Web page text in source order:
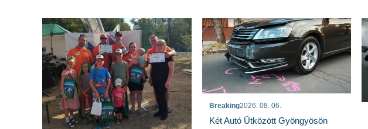
Breaking2026. 08. 06.
Két Autó Ütközött Gyöngyösön